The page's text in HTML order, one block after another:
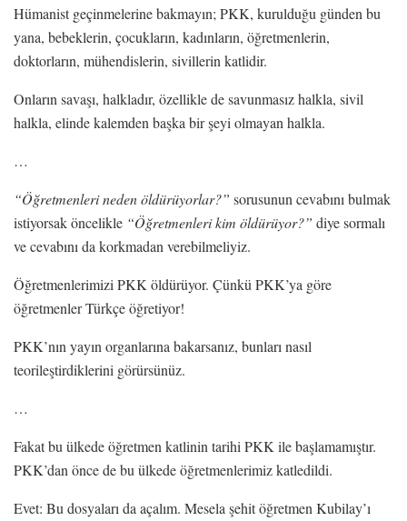
Hümanist geçinmelerine bakmayın; PKK, kurulduğu günden bu
yana, bebeklerin, çocukların, kadınların, öğretmenlerin,
doktorların, mühendislerin, sivillerin katlidir.
Onların savaşı, halkladır, özellikle de savunmasız halkla, sivil
halkla, elinde kalemden başka bir şeyi olmayan halkla.
…
“Öğretmenleri neden öldürüyorlar?” sorusunun cevabını bulmak
istiyorsak öncelikle “Öğretmenleri kim öldürüyor?” diye sormalı
ve cevabını da korkmadan verebilmeliyiz.
Öğretmenlerimizi PKK öldürüyor. Çünkü PKK’ya göre
öğretmenler Türkçe öğretiyor!
PKK’nın yayın organlarına bakarsanız, bunları nasıl
teorileştirdiklerini görürsünüz.
…
Fakat bu ülkede öğretmen katlinin tarihi PKK ile başlamamıştır.
PKK’dan önce de bu ülkede öğretmenlerimiz katledildi.
Evet: Bu dosyaları da açalım. Mesela şehit öğretmen Kubilay’ı